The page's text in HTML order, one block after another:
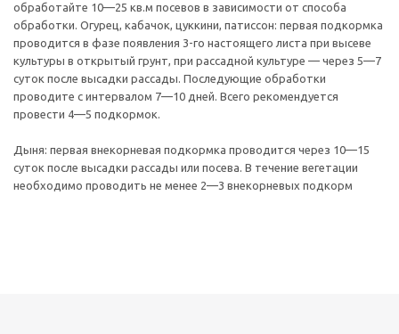
обработайте 10—25 кв.м посевов в зависимости от способа
обработки. Огурец, кабачок, цуккини, патиссон: первая подкормка
проводится в фазе появления 3-го настоящего листа при высеве
культуры в открытый грунт, при рассадной культуре — через 5—7
суток после высадки рассады. Последующие обработки
проводите с интервалом 7—10 дней. Всего рекомендуется
провести 4—5 подкормок.
Дыня: первая внекорневая подкормка проводится через 10—15
суток после высадки рассады или посева. В течение вегетации
необходимо проводить не менее 2—3 внекорневых подкорм